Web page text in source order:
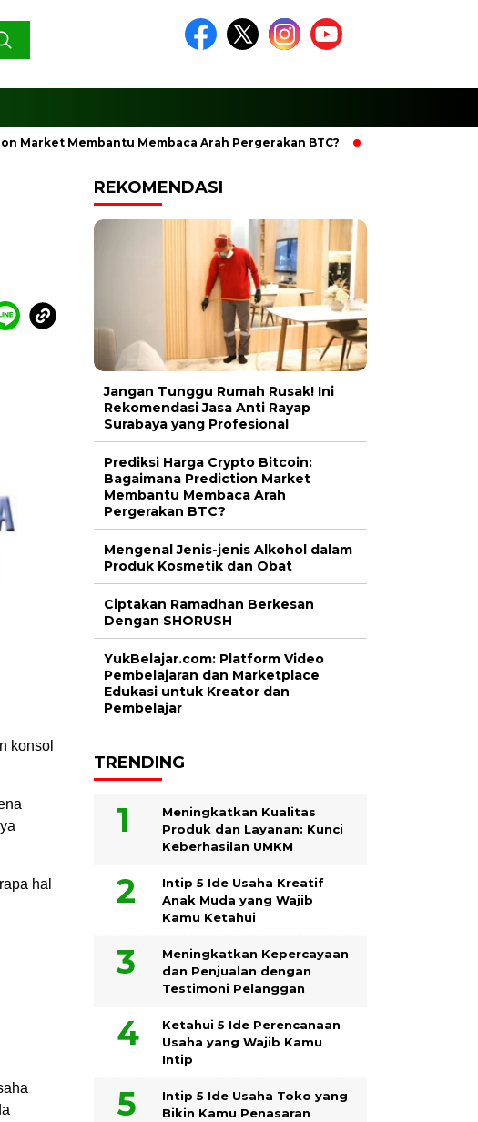
Membantu Membaca Arah Pergerakan BTC? Ciptakan Ramadhan
konsol
hal
REKOMENDASI
Jangan Tunggu Rumah Rusak! Ini
Rekomendasi Jasa Anti Rayap
Surabaya yang Profesional
Prediksi Harga Crypto Bitcoin:
Bagaimana Prediction Market
Membantu Membaca Arah
Pergerakan BTC?
Mengenal Jenis-jenis Alkohol dalam
Produk Kosmetik dan Obat
Ciptakan Ramadhan Berkesan
Dengan SHORUSH
YukBelajar.com: Platform Video
Pembelajaran dan Marketplace
Edukasi untuk Kreator dan
Pembelajar
TRENDING
Meningkatkan Kualitas
Produk dan Layanan: Kunci
Keberhasilan UMKM
Intip 5 Ide Usaha Kreatif
Anak Muda yang Wajib
Kamu Ketahui
Meningkatkan Kepercayaan
dan Penjualan dengan
Testimoni Pelanggan
Ketahui 5 Ide Perencanaan
Usaha yang Wajib Kamu
Intip
Intip 5 Ide Usaha Toko yang
Bikin Kamu Penasaran